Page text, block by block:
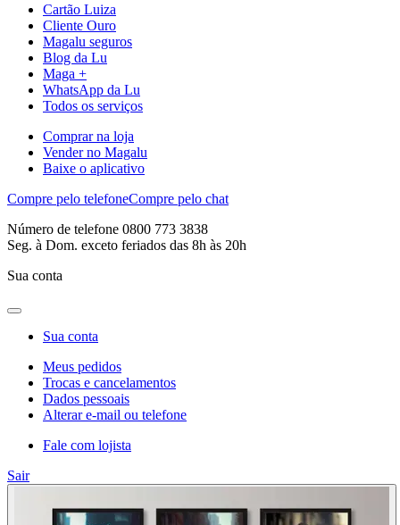
Cartão Luiza
Cliente Ouro
Magalu seguros
Blog da Lu
Maga +
WhatsApp da Lu
Todos os serviços
Comprar na loja
Vender no Magalu
Baixe o aplicativo
Compre pelo telefoneCompre pelo chat
Número de telefone 0800 773 3838
Seg. à Dom. exceto feriados das 8h às 20h
Sua conta
Sua conta
Meus pedidos
Trocas e cancelamentos
Dados pessoais
Alterar e-mail ou telefone
Fale com lojista
Sair